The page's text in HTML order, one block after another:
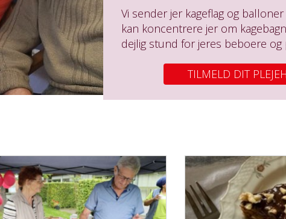
Vi sender jer kageflag og
kan koncentrere jer om
dejlig stund for jeres beboere og
TILMELD DIT